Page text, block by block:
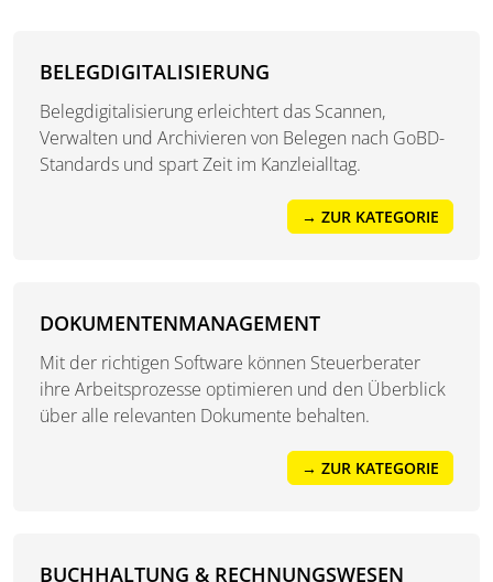
BELEGDIGITALISIERUNG
Belegdigitalisierung erleichtert das Scannen,
Verwalten und Archivieren von Belegen nach GoBD-
Standards und spart Zeit im Kanzleialltag.
→ ZUR KATEGORIE
DOKUMENTENMANAGEMENT
Mit der richtigen Software können Steuerberater
ihre Arbeitsprozesse optimieren und den Überblick
über alle relevanten Dokumente behalten.
→ ZUR KATEGORIE
BUCHHALTUNG & RECHNUNGSWESEN